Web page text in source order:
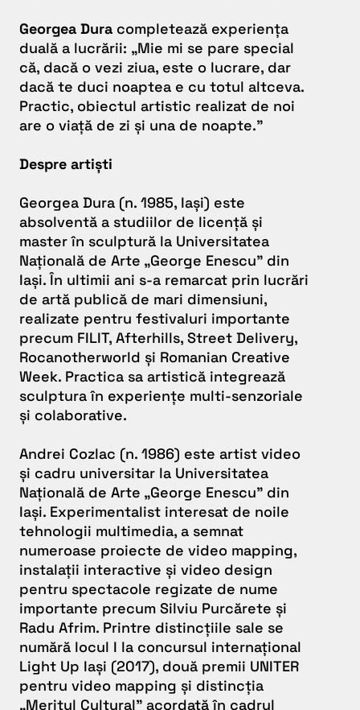
Georgea Dura completează experiența
duală a lucrării: „Mie mi se pare special
că, dacă o vezi ziua, este o lucrare, dar
dacă te duci noaptea e cu totul altceva.
Practic, obiectul artistic realizat de noi
are o viață de zi și una de noapte.”
Despre artiști
Georgea Dura (n. 1985, Iași) este
absolventă a studiilor de licență și
master în sculptură la Universitatea
Națională de Arte „George Enescu” din
Iași. În ultimii ani s-a remarcat prin lucrări
de artă publică de mari dimensiuni,
realizate pentru festivaluri importante
precum FILIT, Afterhills, Street Delivery,
Rocanotherworld și Romanian Creative
Week. Practica sa artistică integrează
sculptura în experiențe multi-senzoriale
și colaborative.
Andrei Cozlac (n. 1986) este artist video
și cadru universitar la Universitatea
Națională de Arte „George Enescu” din
Iași. Experimentalist interesat de noile
tehnologii multimedia, a semnat
numeroase proiecte de video mapping,
instalații interactive și video design
pentru spectacole regizate de nume
importante precum Silviu Purcărete și
Radu Afrim. Printre distincțiile sale se
numără locul I la concursul internațional
Light Up Iași (2017), două premii UNITER
pentru video mapping și distincția
„Meritul Cultural” acordată în cadrul